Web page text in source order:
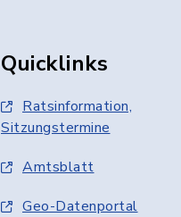
Quicklinks
Ratsinformation,
Sitzungstermine
Amtsblatt
Geo-Datenportal